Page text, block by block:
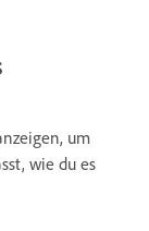
um
wie du es